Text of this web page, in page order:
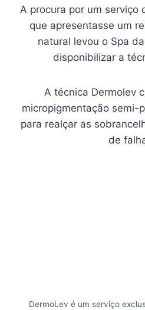
A procura por um serviço
que apresentasse um
natural levou o Spa
disponibilizar a
A técnica Dermolev
micropigmentação semi-
para realçar as
de
DermoLev é um serviço